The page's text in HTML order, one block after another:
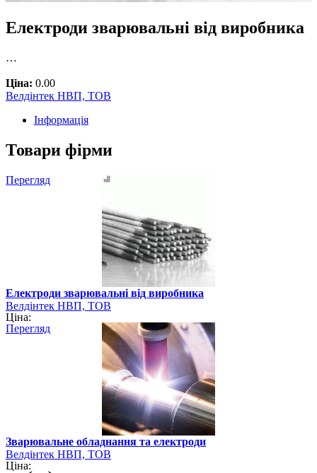
Електроди зварювальні від виробника
…
Ціна: 0.00
Велдінтек НВП, ТОВ
Інформація
Товари фірми
Перегляд
Електроди зварювальні від виробника
Велдінтек НВП, ТОВ
Ціна:
Перегляд
Зварювальне обладнання та електроди
Велдінтек НВП, ТОВ
Ціна: